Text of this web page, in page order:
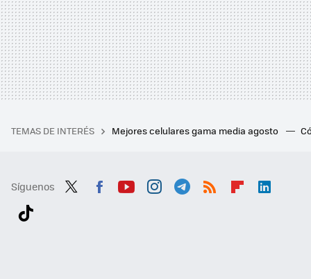
TEMAS DE INTERÉS Mejores celulares gama media agosto
Síguenos